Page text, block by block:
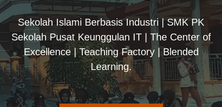
Sekolah Islami Berbasis Industri | SMK PK
Sekolah Pusat Keunggulan IT | The Center of
Excellence | Teaching Factory | Blended
Learning.